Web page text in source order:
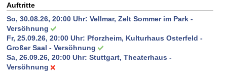
Auftritte
So, 30.08.26, 20:00 Uhr: Vellmar, Zelt Sommer im Park -
Versöhnung
Fr, 25.09.26, 20:00 Uhr: Pforzheim, Kulturhaus Osterfeld -
Großer Saal - Versöhnung
Sa, 26.09.26, 20:00 Uhr: Stuttgart, Theaterhaus -
Versöhnung